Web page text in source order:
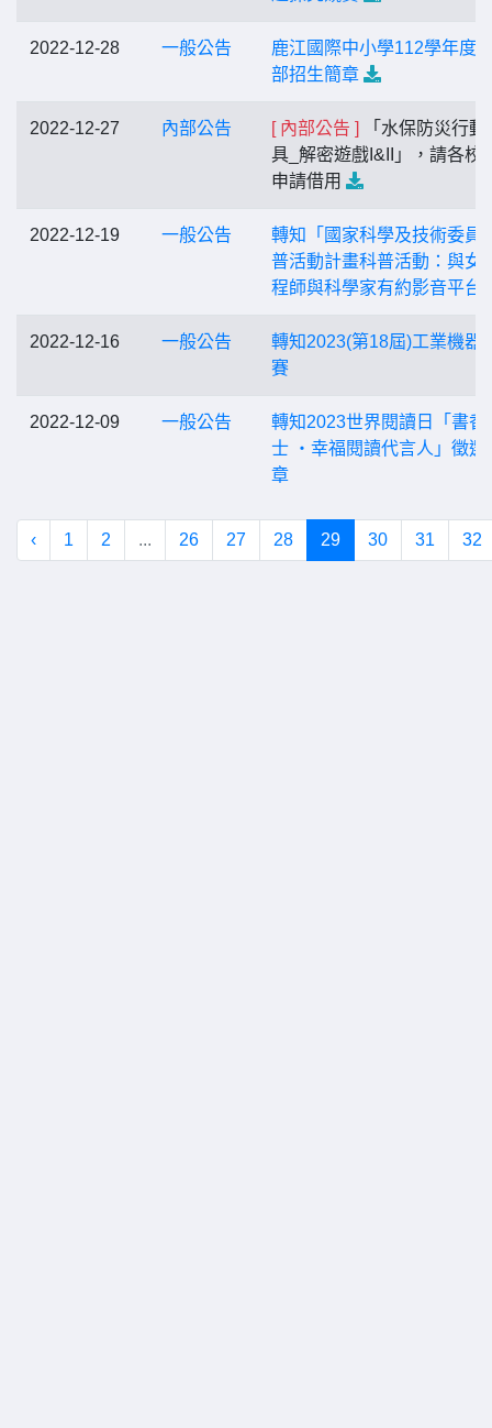
2022-12-28 一般公告
鹿江國際中小學112學年度
部招生簡章
2022-12-27 內部公告 [ 內部公告 ]
「水保防災行動
具_解密遊戲I&II」，請各校
申請借用
2022-12-19 一般公告
轉知「國家科學及技術委員
普活動計畫科普活動：與女
程師與科學家有約影音平台
2022-12-16 一般公告
轉知2023(第18屆)工業機器
賽
2022-12-09 一般公告
轉知2023世界閱讀日「書香
士 ‧幸福閱讀代言人」徵選
章
‹ 1 2 ... 26 27 28 29 30 31 32